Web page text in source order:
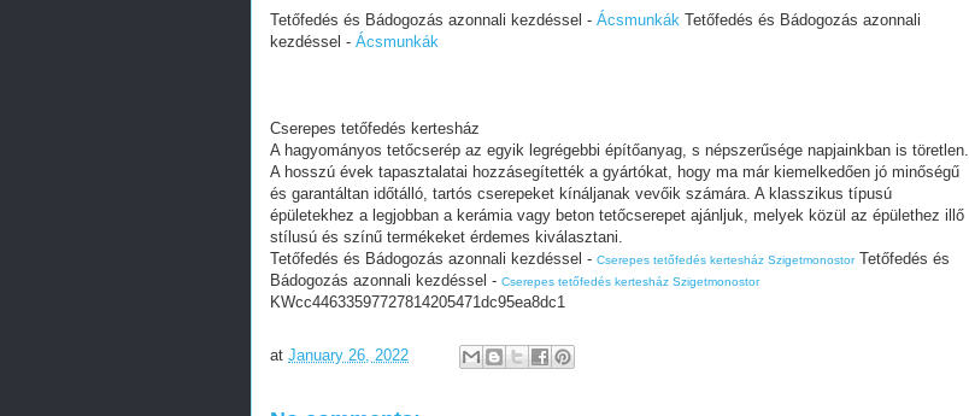
Tetőfedés és Bádogozás azonnali kezdéssel - Ácsmunkák Tetőfedés és Bádogozás azonnali
kezdéssel - Ácsmunkák
Cserepes tetőfedés kertesház
A hagyományos tetőcserép az egyik legrégebbi építőanyag, s népszerűsége napjainkban is töretlen.
A hosszú évek tapasztalatai hozzásegítették a gyártókat, hogy ma már kiemelkedően jó minőségű
és garantáltan időtálló, tartós cserepeket kínáljanak vevőik számára. A klasszikus típusú
épületekhez a legjobban a kerámia vagy beton tetőcserepet ajánljuk, melyek közül az épülethez illő
stílusú és színű termékeket érdemes kiválasztani.
Tetőfedés és Bádogozás azonnali kezdéssel - Cserepes tetőfedés kertesház SzigetmonostorTetőfedés és
Bádogozás azonnali kezdéssel - Cserepes tetőfedés kertesház Szigetmonostor
KWcc44633597727814205471dc95ea8dc1
at January 26, 2022